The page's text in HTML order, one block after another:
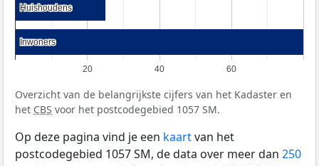
20 40 60
Huishoudens
Huishoudens
Inwoners
Inwoners
Overzicht van de belangrijkste cijfers van het Kadaster en
het CBS voor het postcodegebied 1057 SM.
Op deze pagina vind je een kaartvan het
postcodegebied 1057 SM, de data over meer dan 250